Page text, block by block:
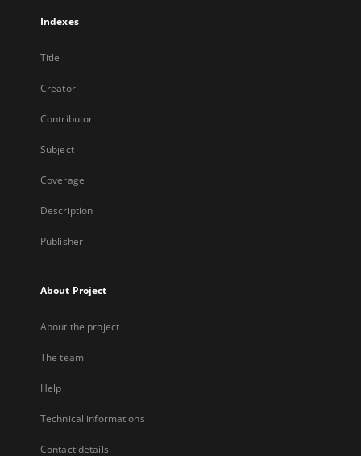
Indexes
Title
Creator
Contributor
Subject
Coverage
Description
Publisher
About Project
About the project
The team
Help
Technical informations
Contact details